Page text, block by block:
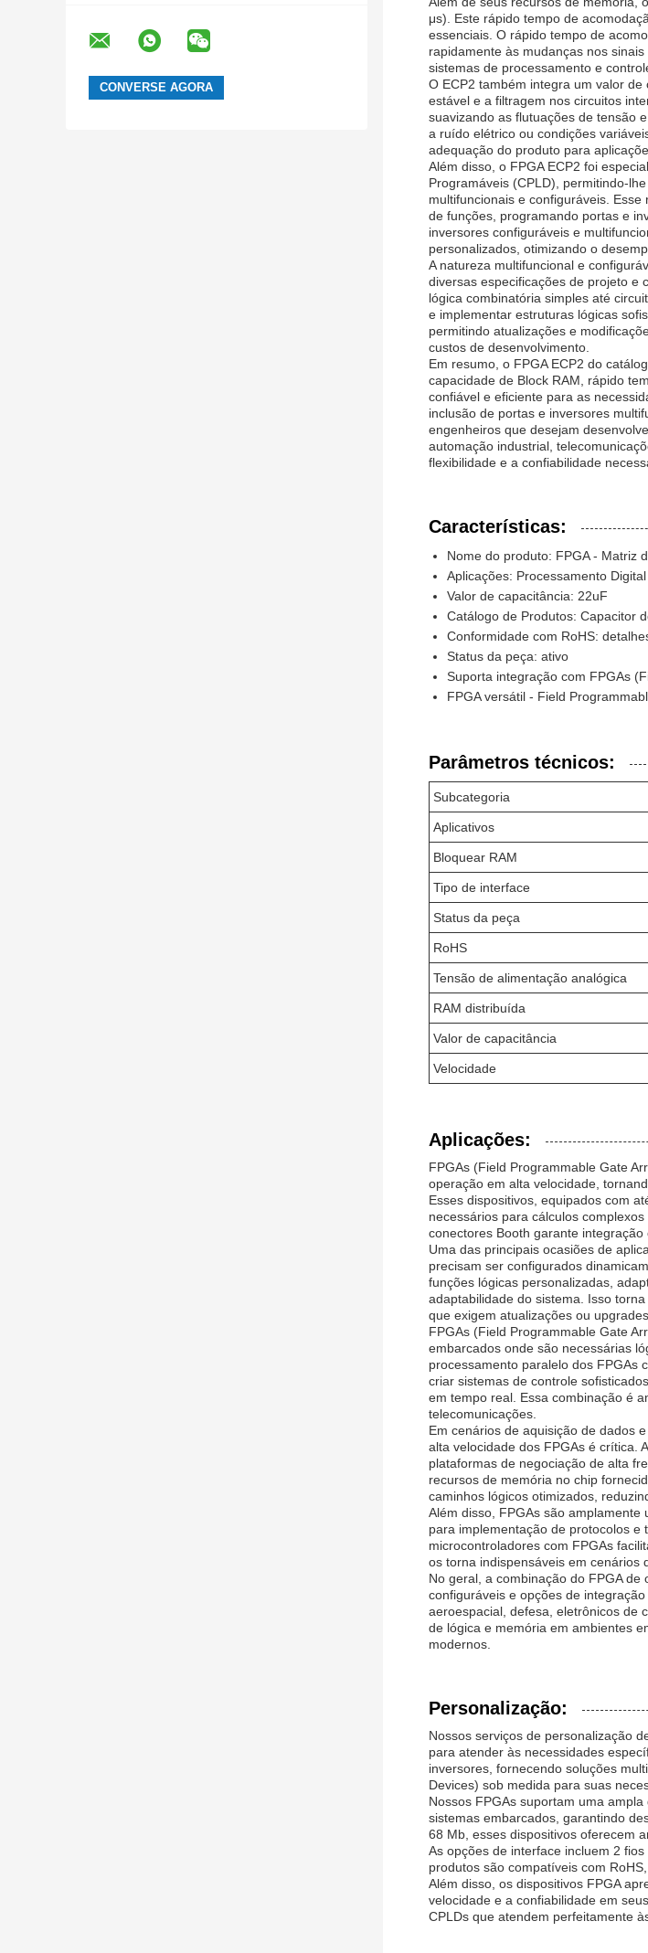
μs). Este rápido tempo de
essenciais. O rápido tempo de
rapidamente às mudanças nos
sistemas de processamento e
O ECP2 também integra um valor
estável e a filtragem nos circuitos
suavizando as flutuações de tensão
a ruído elétrico ou condições
adequação do produto para
Além disso, o FPGA ECP2 foi
Programáveis ​​(CPLD), permitindo-
multifuncionais e configuráveis.
de funções, programando portas e
inversores configuráveis ​​e
personalizados, otimizando o
A natureza multifuncional e
diversas especificações de projeto e
lógica combinatória simples até
e implementar estruturas lógicas
permitindo atualizações e
custos de desenvolvimento.
Em resumo, o FPGA ECP2 do
capacidade de Block RAM, rápido
confiável e eficiente para as
inclusão de portas e inversores
engenheiros que desejam
automação industrial,
flexibilidade e a confiabilidade
Características:
Nome do produto: FPGA - Matriz
Aplicações: Processamento
Valor de capacitância: 22uF
Catálogo de Produtos: Capacitor
Conformidade com RoHS:
Status da peça: ativo
Suporta integração com FPGAs
FPGA versátil - Field
Parâmetros técnicos:
Subcategoria
Aplicativos
Bloquear RAM
Tipo de interface
Status da peça
RoHS
Tensão de alimentação analógica
RAM distribuída
Valor de capacitância
Velocidade
Aplicações:
FPGAs (Field Programmable Gate
operação em alta velocidade,
Esses dispositivos, equipados com
necessários para cálculos
conectores Booth garante
Uma das principais ocasiões de
precisam ser configurados
funções lógicas personalizadas,
adaptabilidade do sistema. Isso
que exigem atualizações ou
FPGAs (Field Programmable Gate
embarcados onde são necessárias
processamento paralelo dos FPGAs
criar sistemas de controle
em tempo real. Essa combinação é
telecomunicações.
Em cenários de aquisição de dados
alta velocidade dos FPGAs é crítica.
plataformas de negociação de alta
recursos de memória no chip
caminhos lógicos otimizados,
Além disso, FPGAs são
para implementação de protocolos e
microcontroladores com FPGAs
os torna indispensáveis ​​em cenários
No geral, a combinação do FPGA
configuráveis ​​e opções de
aeroespacial, defesa, eletrônicos de
de lógica e memória em ambientes
modernos.
Personalização:
Nossos serviços de personalização
para atender às necessidades
inversores, fornecendo soluções
Devices) sob medida para suas
Nossos FPGAs suportam uma
sistemas embarcados, garantindo
68 Mb, esses dispositivos oferecem
As opções de interface incluem 2
produtos são compatíveis com
Além disso, os dispositivos FPGA
velocidade e a confiabilidade em
CPLDs que atendem perfeitamente